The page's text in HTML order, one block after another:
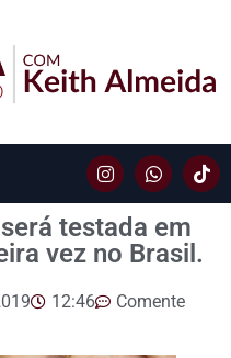
testada em
vez no Brasil.
12:46 Comente